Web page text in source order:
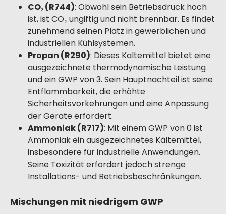
CO₂ (R744): Obwohl sein Betriebsdruck hoch
ist, ist CO₂ ungiftig und nicht brennbar. Es findet
zunehmend seinen Platz in gewerblichen und
industriellen Kühlsystemen.
Propan (R290): Dieses Kältemittel bietet eine
ausgezeichnete thermodynamische Leistung
und ein GWP von 3. Sein Hauptnachteil ist seine
Entflammbarkeit, die erhöhte
Sicherheitsvorkehrungen und eine Anpassung
der Geräte erfordert.
Ammoniak (R717): Mit einem GWP von 0 ist
Ammoniak ein ausgezeichnetes Kältemittel,
insbesondere für industrielle Anwendungen.
Seine Toxizität erfordert jedoch strenge
Installations- und Betriebsbeschränkungen.
Mischungen mit niedrigem GWP